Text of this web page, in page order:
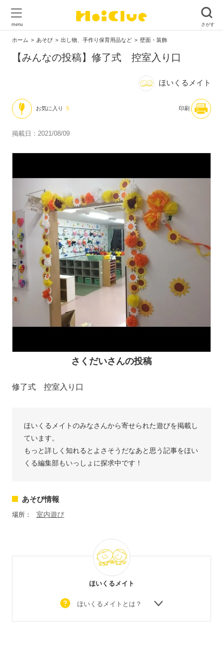
ホーム あそび 出し物、手作り保育用品など 壁面・装飾
【みんなの投稿】修了式 控室入り口
ほいくるメイト
お気に入り 5 印刷
掲載日：2021/08/09
さくだいさんの投稿
修了式 控室入り口
ほいくるメイトのみなさんから寄せられた遊びを掲載し
ています。
もっと詳しく知れるとよさそうだなあと思う記事をほい
くる編集部もいっしょに探求中です！
あそび情報
場所： 室内遊び
ほいくるメイト
ほいくるメイトとは？